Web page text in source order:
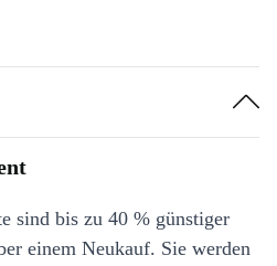
sind bis zu 40 % günstiger
einem Neukauf. Sie werden